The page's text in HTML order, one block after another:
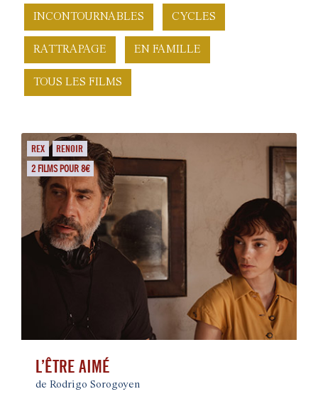
INCONTOURNABLES CYCLES
RATTRAPAGE EN FAMILLE
TOUS LES FILMS
REX RENOIR
2 FILMS POUR 8€
L’ÊTRE AIMÉ
de Rodrigo Sorogoyen